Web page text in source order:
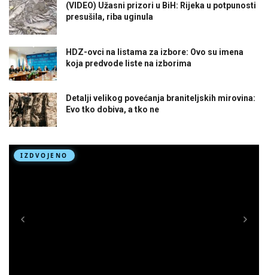
(VIDEO) Užasni prizori u BiH: Rijeka u potpunosti
presušila, riba uginula
HDZ-ovci na listama za izbore: Ovo su imena
koja predvode liste na izborima
Detalji velikog povećanja braniteljskih mirovina:
Evo tko dobiva, a tko ne